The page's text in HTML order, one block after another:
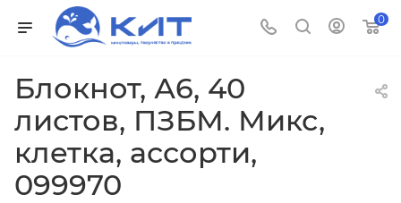
0
Блокнот, А6, 40
листов, ПЗБМ. Микс,
клетка, ассорти,
099970